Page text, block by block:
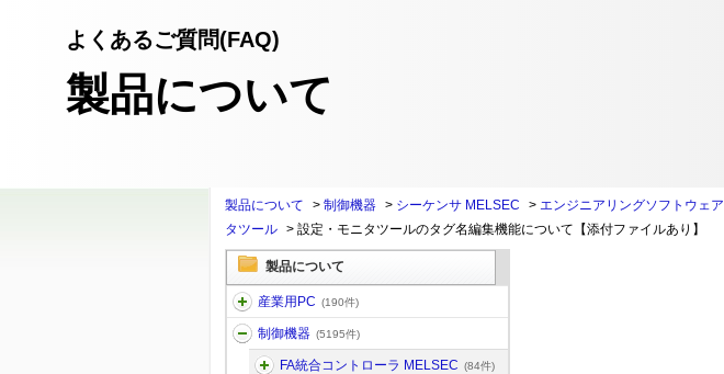
よくあるご質問(FAQ)
製品について
製品について > 制御機器 > シーケンサ MELSEC > エンジニアリングソフトウェア
タツール
> 設定・モニタツールのタグ名編集機能について【添付ファイルあり】
製品について
産業用PC (190件)
制御機器 (5195件)
FA統合コントローラ MELSEC (84件)